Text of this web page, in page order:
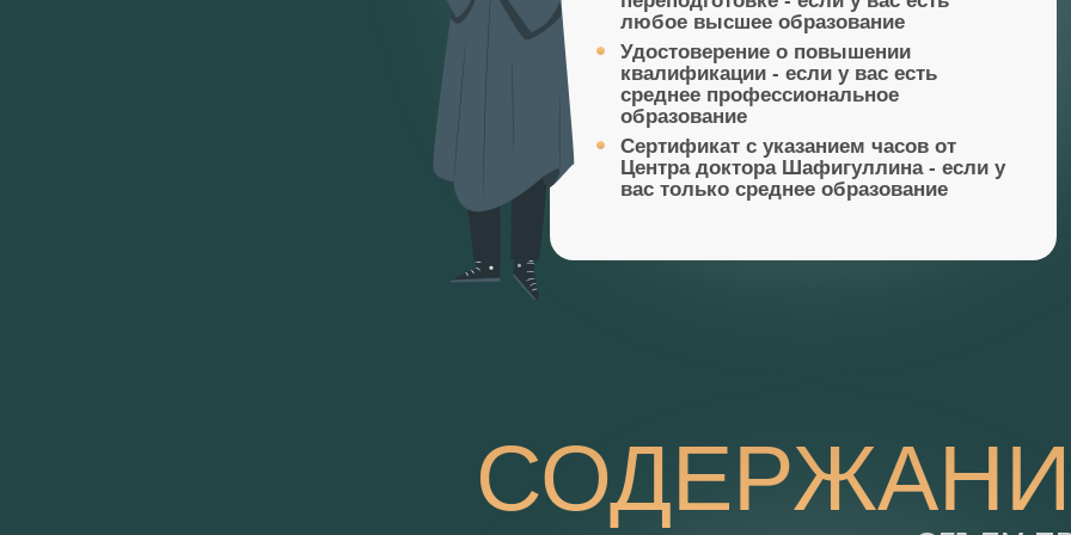
любое высшее образование
Удостоверение о повышении
квалификации - если у вас есть
среднее профессиональное
образование
Сертификат с указанием часов от
Центра доктора Шафигуллина- если у
вас только среднее образование